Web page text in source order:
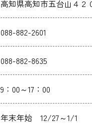
高知県高知市五台山４２
088-882-2601
088-882-8635
9：00～17：00
年末年始 12/27～1/1